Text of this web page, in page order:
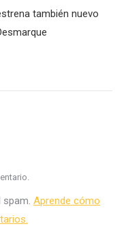
también nuevo
spam. Aprende cómo